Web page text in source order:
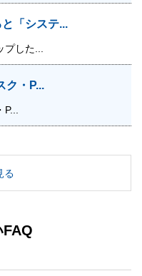
「システ...
した...
ク・P...
る
FAQ